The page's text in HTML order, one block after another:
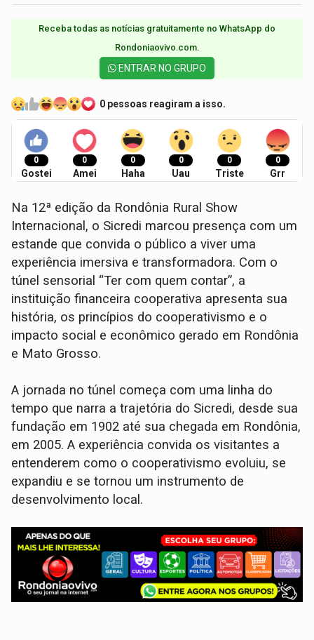
Receba todas as notícias gratuitamente no WhatsApp do
Rondoniaovivo.com.​
ENTRAR NO GRUPO
0 pessoas reagiram a isso.
0
Gostei
0
Amei
0
Haha
0
Uau
0
Triste
0
Grr
Na 12ª edição da Rondônia Rural Show
Internacional, o Sicredi marcou presença com um
estande que convida o público a viver uma
experiência imersiva e transformadora. Com o
túnel sensorial “Ter com quem contar”, a
instituição financeira cooperativa apresenta sua
história, os princípios do cooperativismo e o
impacto social e econômico gerado em Rondônia
e Mato Grosso.
A jornada no túnel começa com uma linha do
tempo que narra a trajetória do Sicredi, desde sua
fundação em 1902 até sua chegada em Rondônia,
em 2005. A experiência convida os visitantes a
entenderem como o cooperativismo evoluiu, se
expandiu e se tornou um instrumento de
desenvolvimento local.